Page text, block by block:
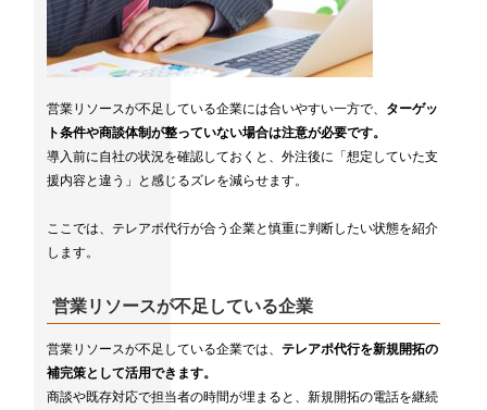
営業リソースが不足している企業には合いやすい一方で、
ターゲッ
ト条件や商談体制が整っていない場合は注意が必要です。
導入前に自社の状況を確認しておくと、外注後に「想定していた支
援内容と違う」と感じるズレを減らせます。
ここでは、テレアポ代行が合う企業と慎重に判断したい状態を紹介
します。
営業リソースが不足している企業
営業リソースが不足している企業では、 テレアポ代行を新規開拓の
補完策として活用できます。
商談や既存対応で担当者の時間が埋まると、新規開拓の電話を継続